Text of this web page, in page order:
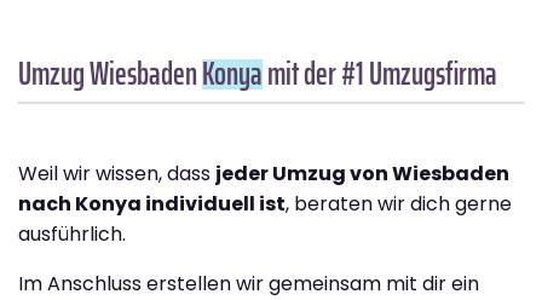
Umzug WiesbadenKonyamit der #1 Umzugsfirma
Weil wir wissen, dass jeder Umzug von Wiesbaden
nach Konya individuell ist, beraten wir dich gerne
ausführlich.
Im Anschluss erstellen wir gemeinsam mit dir ein